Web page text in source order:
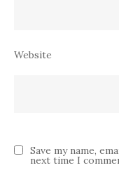
Website
Save my name,
next time I